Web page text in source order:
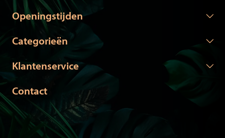
Openingstijden
Categorieën
Klantenservice
Contact